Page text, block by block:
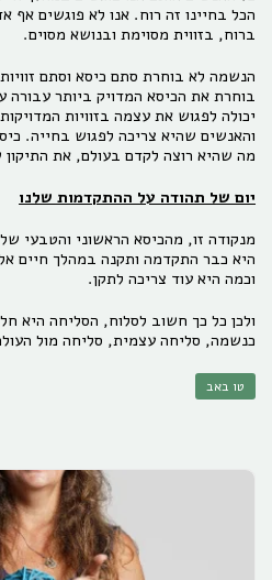
הכל בחיינו זה רוח. אנו לא פוגשים אף
ברוח, בזווית מסוימת ובנושא מסוים.
הנשמה לא בוחרת סתם כיסא וסתם
בוחרת את הכיסא המדויק ביותר
יכולה לפגוש את עצמה בזוויות
והאנשים שהיא צריכה לפגוש בחייה.
מה שהיא רוצה לקדם בעולם, את
יום של תהודה על ההתקדמות שלנו
מנקודה זו, מהכיסא הראשוני והטבעי
היא כבר התקדמה ותקנה במהלך חיים
וכמה היא עוד צריכה לתקן.
ולכן כל כך חשוב לסלוח, הסליחה היא
כנשמה, סליחה עצמית, סליחה מול
טו באב